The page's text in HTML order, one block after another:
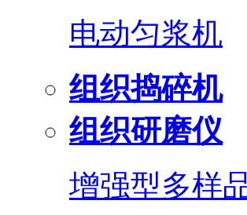
电动匀浆机
组织捣碎机
组织研磨仪
增强型多样